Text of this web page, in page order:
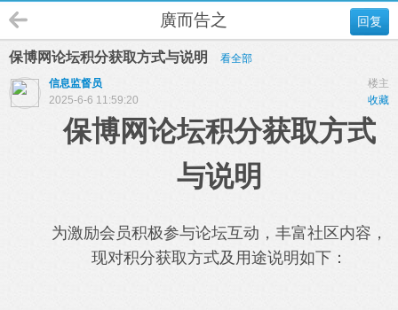
回复
廣而告之
保博网论坛积分获取方式与说明
看全部
楼主
信息监督员
收藏
2025-6-6 11:59:20
保博网论坛积分获取方式
与说明
为激励会员积极参与论坛互动，丰富社区内容，
现对积分获取方式及用途说明如下：